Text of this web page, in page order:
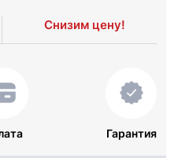
Снизим цену!
Гарантия